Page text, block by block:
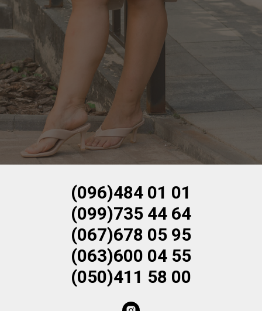
(096)484 01 01
(099)735 44 64
(067)678 05 95
(063)600 04 55
(050)411 58 00